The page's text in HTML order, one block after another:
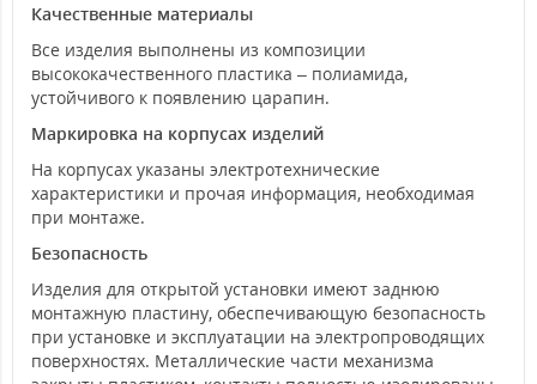
Качественные материалы
Все изделия выполнены из композиции
высококачественного пластика – полиамида,
устойчивого к появлению царапин.
Маркировка на корпусах изделий
На корпусах указаны электротехнические
характеристики и прочая информация, необходимая
при монтаже.
Безопасность
Изделия для открытой установки имеют заднюю
монтажную пластину, обеспечивающую безопасность
при установке и эксплуатации на электропроводящих
поверхностях. Металлические части механизма